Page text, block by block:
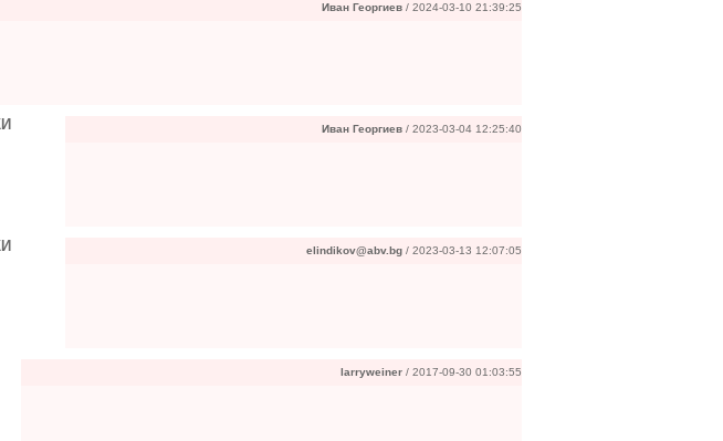
Иван Георгиев / 2024-03-10 21:39:25
Иван Георгиев / 2023-03-04 12:25:40
elindikov@abv.bg / 2023-03-13 12:07:05
larryweiner / 2017-09-30 01:03:55